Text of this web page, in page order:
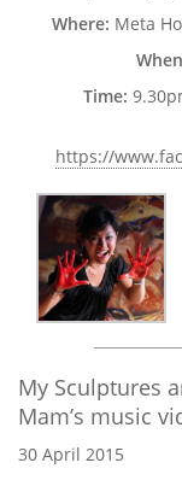
Where: Meta
Time:
https://
My Sculptures
Mam’s music
30 April 2015